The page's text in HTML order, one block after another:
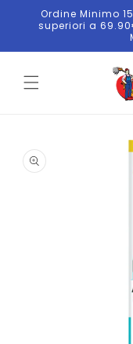
direttamente
ai contenuti
Ordine Minimo
superiori a
informazioni
sul
prodotto